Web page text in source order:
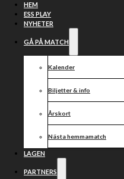
HEM
ESS PLAY
NYHETER
GÅ PÅ MATCH
Kalender
Biljetter & info
Årskort
Nästa hemmamatch
LAGEN
PARTNERS
Inför den